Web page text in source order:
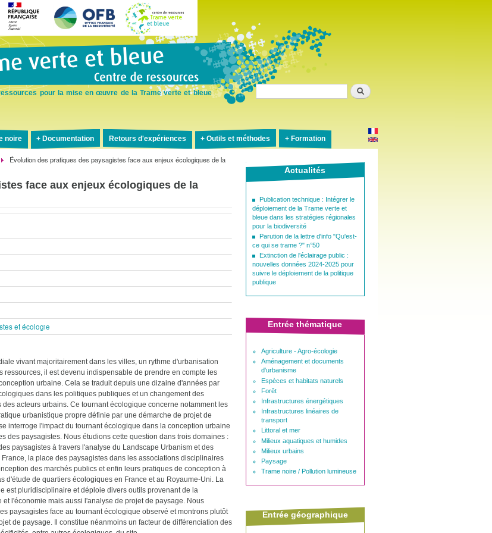
au
contenu
pour la mise en œuvre de la Trame verte et bleue
noire Documentation Retours d'expériences Outils et méthodes Formation
Évolution des pratiques des paysagistes face aux enjeux écologiques de la
face aux enjeux écologiques de la
et écologie
vivant majoritairement dans les villes, un rythme d'urbanisation
ressources, il est devenu indispensable de prendre en compte les
urbaine. Cela se traduit depuis une dizaine d'années par
dans les politiques publiques et un changement des
acteurs urbains. Ce tournant écologique concerne notamment les
urbanistique propre définie par une démarche de projet de
interroge l'impact du tournant écologique dans la conception urbaine
des paysagistes. Nous étudions cette question dans trois domaines :
paysagistes à travers l'analyse du Landscape Urbanism et des
la place des paysagistes dans les associations disciplinaires
des marchés publics et enfin leurs pratiques de conception à
d'étude de quartiers écologiques en France et au Royaume-Uni. La
est pluridisciplinaire et déploie divers outils provenant de la
l'économie mais aussi l'analyse de projet de paysage. Nous
paysagistes face au tournant écologique observé et montrons plutôt
de paysage. Il constitue néanmoins un facteur de différenciation des
Actualités
Publication technique : Intégrer le
déploiement de la Trame verte et
bleue dans les stratégies régionales
pour la biodiversité
Parution de la lettre d'info "Qu'est-
ce qui se trame ?" n°50
Extinction de l'éclairage public :
nouvelles données 2024-2025 pour
suivre le déploiement de la politique
publique
Entrée thématique
Agriculture - Agro-écologie
Aménagement et documents
d'urbanisme
Espèces et habitats naturels
Forêt
Infrastructures énergétiques
Infrastructures linéaires de
transport
Littoral et mer
Milieux aquatiques et humides
Milieux urbains
Paysage
Trame noire / Pollution lumineuse
Entrée géographique